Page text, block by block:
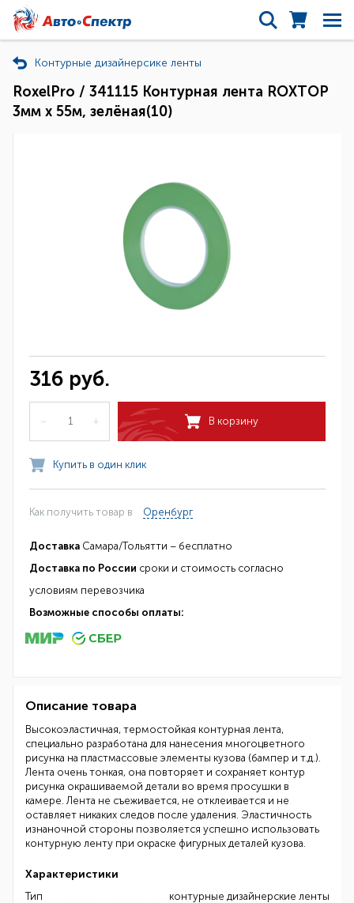
Контурные дизайнерсике ленты
RoxelPro / 341115 Контурная лента ROXTOP
3мм х 55м, зелёная(10)
316 руб.
– + В корзину
Купить в один клик
Как получить товар в Оренбург
Доставка Самара/Тольятти – бесплатно
Доставка по России сроки и стоимость согласно
условиям перевозчика
Возможные способы оплаты:
Описание товара
Высокоэластичная, термостойкая контурная лента,
специально разработана для нанесения многоцветного
рисунка на пластмассовые элементы кузова (бампер и т.д.).
Лента очень тонкая, она повторяет и сохраняет контур
рисунка окрашиваемой детали во время просушки в
камере. Лента не съеживается, не отклеивается и не
оставляет никаких следов после удаления. Эластичность
изнаночной стороны позволяется успешно использовать
контурную ленту при окраске фигурных деталей кузова.
Характеристики
Тип
контурные дизайнерские ленты